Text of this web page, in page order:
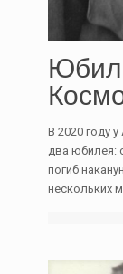
В 2020 году
два юбилея:
погиб
нескольких